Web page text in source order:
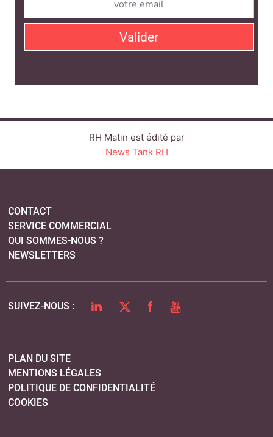
Valider
RH Matin est édité par
News Tank RH
CONTACT
SERVICE COMMERCIAL
QUI SOMMES-NOUS ?
NEWSLETTERS
SUIVEZ-NOUS : LINKEDINTWITTERFACEBOOK
YOUTUBE
PLAN DU SITE
MENTIONS LÉGALES
POLITIQUE DE CONFIDENTIALITÉ
COOKIES